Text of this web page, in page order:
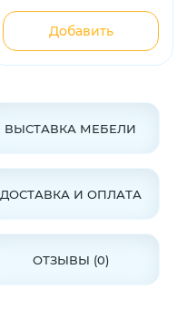
Добавить
ВЫСТАВКА МЕБЕЛИ
ДОСТАВКА И ОПЛАТА
ОТЗЫВЫ (0)